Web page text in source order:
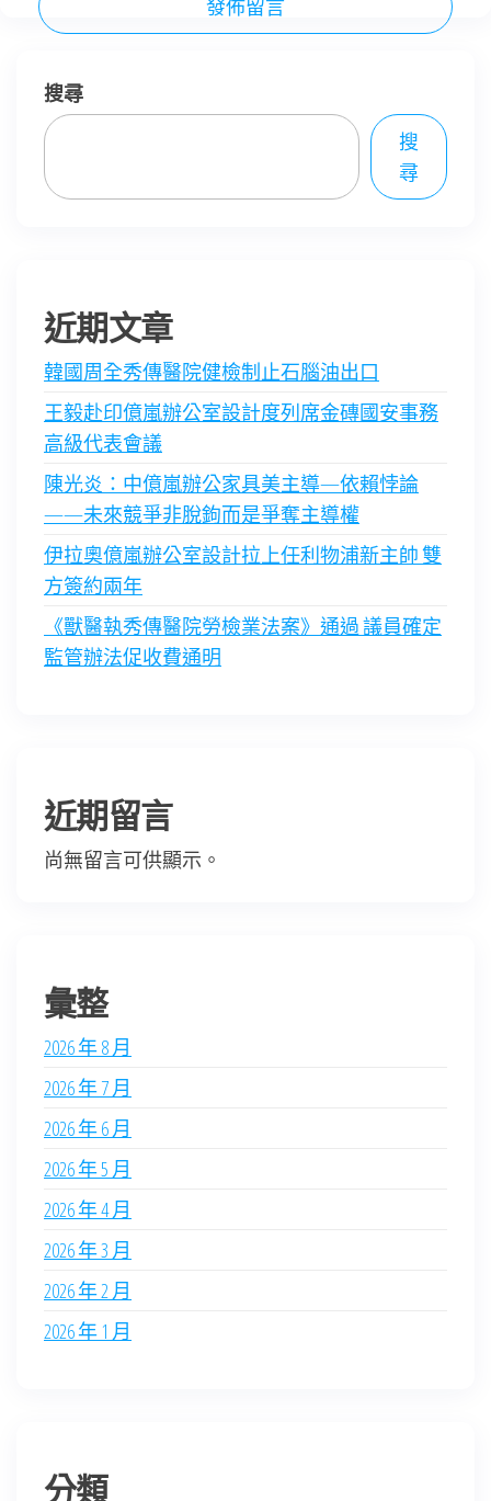
搜尋
搜
尋
近期文章
韓國周全秀傳醫院健檢制止石腦油出口
王毅赴印億嵐辦公室設計度列席金磚國安事務
高級代表會議
陳光炎：中億嵐辦公家具美主導—依賴悖論
——未來競爭非脫鉤而是爭奪主導權
伊拉奧億嵐辦公室設計拉上任利物浦新主帥 雙
方簽約兩年
《獸醫執秀傳醫院勞檢業法案》通過 議員確定
監管辦法促收費通明
近期留言
尚無留言可供顯示。
彙整
2026 年 8 月
2026 年 7 月
2026 年 6 月
2026 年 5 月
2026 年 4 月
2026 年 3 月
2026 年 2 月
2026 年 1 月
分類